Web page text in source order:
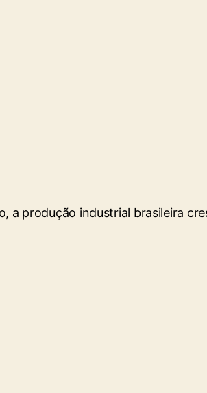
a produção industrial brasileira